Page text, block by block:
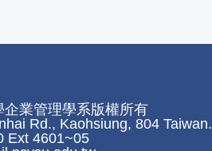
業管理學系版權所有
Rd., Kaohsiung, 804 Taiwan.
Ext 4601~05